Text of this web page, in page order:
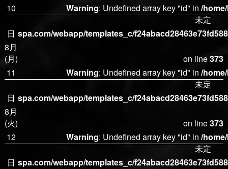
未定
10
日
(月)
Warning: Undefined array key "id" in/
spa.com/webapp/templates_c/
on line373
未定
8月
11
日
(火)
Warning: Undefined array key "id" in/
spa.com/webapp/templates_c/
on line373
未定
8月
12
日
Warning: Undefined array key "id" in/
spa.com/webapp/templates_c/